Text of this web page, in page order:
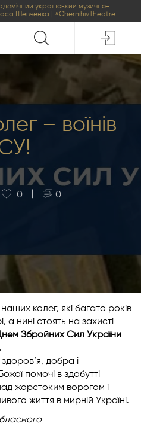
український музично-
Шевченка | #ChernihivTheatre
– воїнів
0 0
колег, які багато років
а нині стоять на захисті
Збройних Сил України
.
добра і
помочі в здобутті
жорстоким ворогом і
життя в мирній Україні.